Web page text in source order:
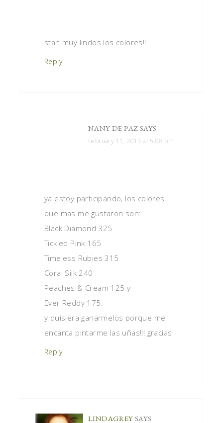
stan muy lindos los colores!!
Reply
NANY DE PAZ SAYS
February 11, 2013 at 5:08 pm
ya estoy participando, los colores
que mas me gustaron son:
Black Diamond 325
Tickled Pink 165
Timeless Rubies 315
Coral Silk 240
Peaches & Cream 125 y
Ever Reddy 175.
y quisiera ganarmelos porque me
encanta pintarme las uñas!!! gracias
Reply
LINDAGREY SAYS